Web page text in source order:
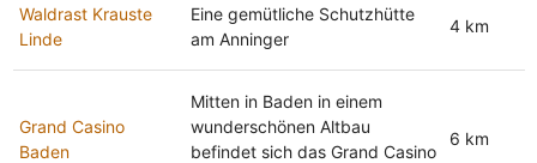
Waldrast Krauste
Linde
Eine gemütliche Schutzhütte
am Anninger
4 km
Grand Casino
Baden
Mitten in Baden in einem
wunderschönen Altbau
befindet sich das Grand Casino
6 km